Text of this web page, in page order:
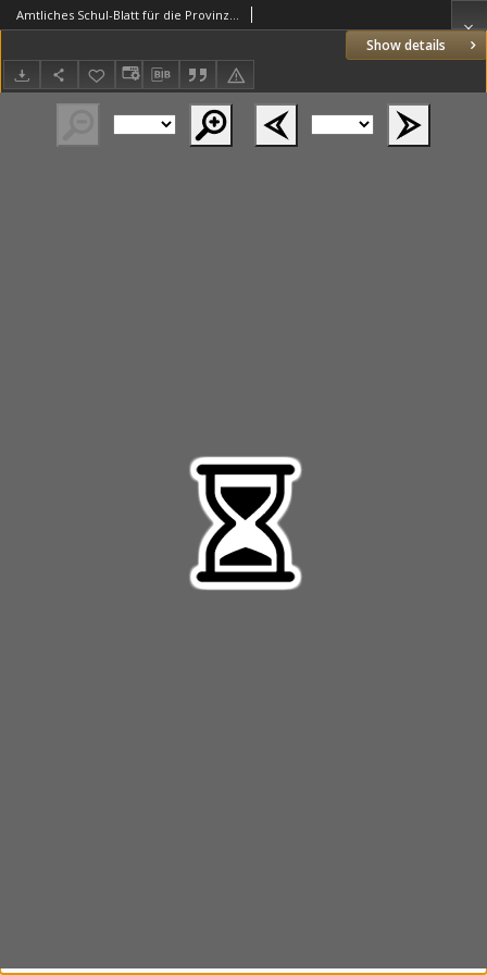
Show details
Amtliches Schul-Blatt für die Provinz Posen 1877.12.29 R.10 nr24